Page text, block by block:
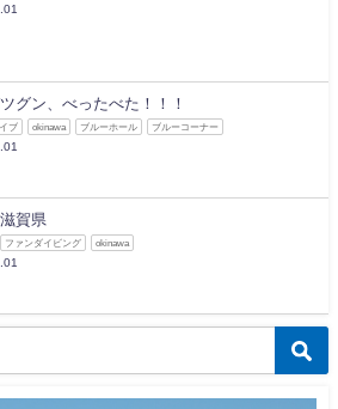
グン、べったべた！！！
ブ okinawa ブルーホール ブルーコーナー
賀県
ファンダイビング okinawa